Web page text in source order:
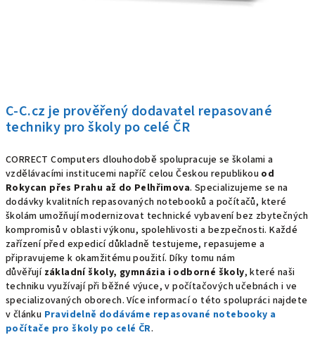
C-C.cz je prověřený dodavatel repasované
techniky pro školy po celé ČR
CORRECT Computers dlouhodobě spolupracuje se školami a
vzdělávacími institucemi napříč celou Českou republikou od
Rokycan přes Prahu až do Pelhřimova. Specializujeme se na
dodávky kvalitních repasovaných notebooků a počítačů, které
školám umožňují modernizovat technické vybavení bez zbytečných
kompromisů v oblasti výkonu, spolehlivosti a bezpečnosti. Každé
zařízení před expedicí důkladně testujeme, repasujeme a
připravujeme k okamžitému použití. Díky tomu nám
důvěřují základní školy, gymnázia i odborné školy, které naši
techniku využívají při běžné výuce, v počítačových učebnách i ve
specializovaných oborech. Více informací o této spolupráci najdete
v článku Pravidelně dodáváme repasované notebooky a
počítače pro školy po celé ČR.